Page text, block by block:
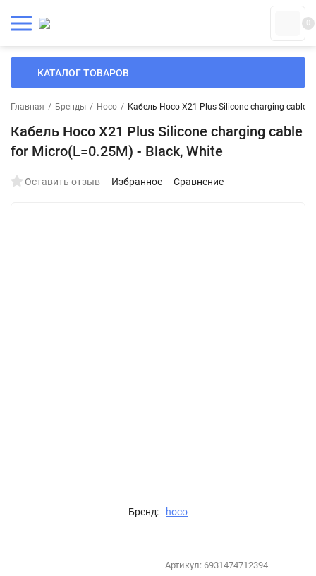
0
КАТАЛОГ ТОВАРОВ
Главная / Бренды / Hoco / Кабель Hoco X21 Plus Silicone charging cable
Кабель Hoco X21 Plus Silicone charging cable
for Micro(L=0.25M) - Black, White
Оставить отзыв Избранное Сравнение
Бренд: hoco
Артикул: 6931474712394